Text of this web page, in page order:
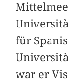
für
war er